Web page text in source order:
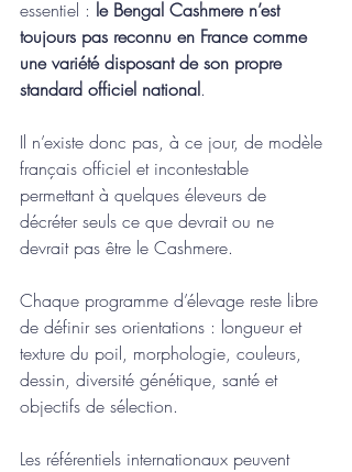
essentiel : le Bengal Cashmere n’est
toujours pas reconnu en France comme
une variété disposant de son propre
standard officiel national.
Il n’existe donc pas, à ce jour, de modèle
français officiel et incontestable
permettant à quelques éleveurs de
décréter seuls ce que devrait ou ne
devrait pas être le Cashmere.
Chaque programme d’élevage reste libre
de définir ses orientations : longueur et
texture du poil, morphologie, couleurs,
dessin, diversité génétique, santé et
objectifs de sélection.
Les référentiels internationaux peuvent